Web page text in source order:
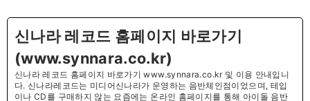
신나라 레코드 홈페이지 바로가기
(www.synnara.co.kr)
신나라 레코드 홈페이지 바로가기 www.synnara.co.kr 및 이용 안내입니
다. 신나라레코드는 미디어신나라가 운영하는 음반체인점이었으며, 테입
이나 CD를 구매하지 않는 요즘에는 온라인 홈페이지를 통해 아이돌 음반